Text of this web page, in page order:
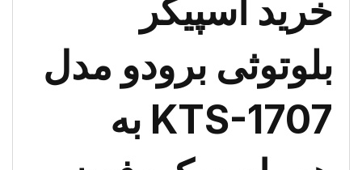
خرید اسپیکر
بلوتوثی برودو مدل
KTS-1707 به